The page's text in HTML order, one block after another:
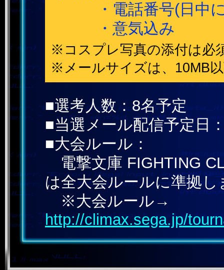
・電話番号(日中に
・意気込み
※コスプレ写真の添付は必
※メールサイズは、10MB
■選考人数：8名予定
■当選メール配信予定日
■大会ルール：
電撃文庫 FIGHTING
は全大会ルールに準拠し
※大会ルール→
http://climax.sega.jp/